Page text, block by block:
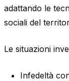
adattando le
sociali del
Le situazioni
Infedeltà